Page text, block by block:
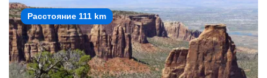
Расстояние 111 km